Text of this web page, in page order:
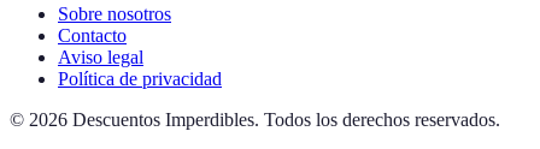
Sobre nosotros
Contacto
Aviso legal
Política de privacidad
© 2026 Descuentos Imperdibles. Todos los derechos reservados.